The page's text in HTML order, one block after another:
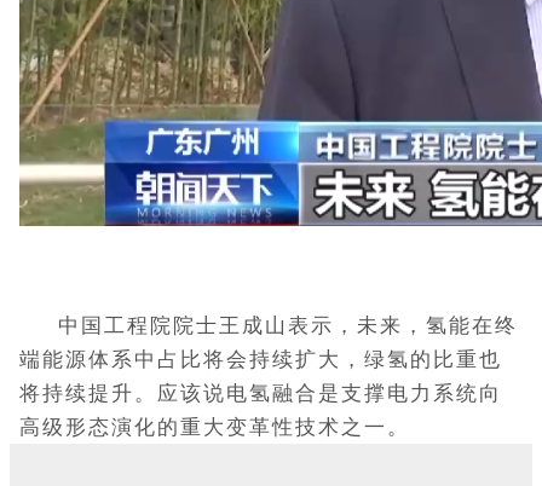
中国工程院院士王成山表示，未来，氢能在终
端能源体系中占比将会持续扩大，绿氢的比重也
将持续提升。应该说电氢融合是支撑电力系统向
高级形态演化的重大变革性技术之一。